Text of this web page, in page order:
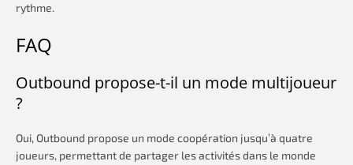
rythme.
FAQ
Outbound propose-t-il un mode multijoueur
?
Oui, Outbound propose un mode coopération jusqu’à quatre
joueurs, permettant de partager les activités dans le monde